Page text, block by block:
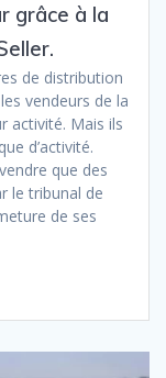
grâce à la
de distribution
vendeurs de la
activité. Mais ils
d’activité.
que des
le tribunal de
de ses